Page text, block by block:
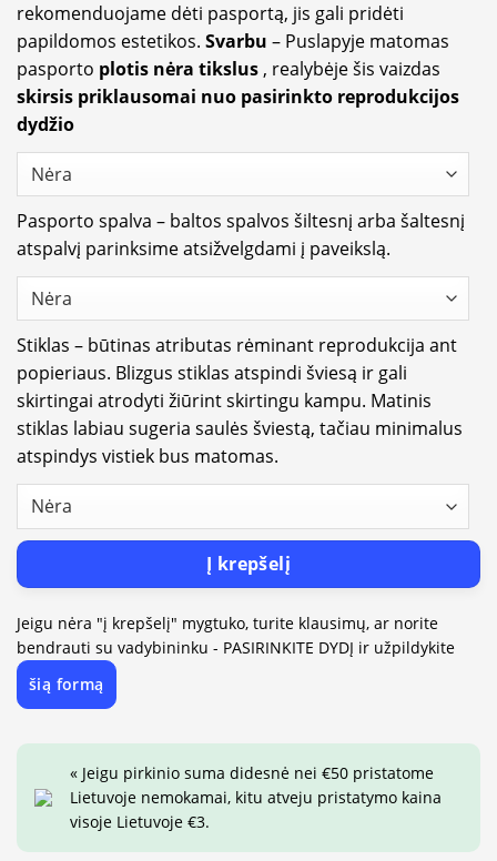
rekomenduojame dėti pasportą, jis gali pridėti
papildomos estetikos. Svarbu – Puslapyje matomas
pasporto plotis nėra tikslus , realybėje šis vaizdas
skirsis priklausomai nuo pasirinkto reprodukcijos
dydžio
Pasporto spalva – baltos spalvos šiltesnį arba šaltesnį
atspalvį parinksime atsižvelgdami į paveikslą.
Stiklas – būtinas atributas rėminant reprodukcija ant
popieriaus. Blizgus stiklas atspindi šviesą ir gali
skirtingai atrodyti žiūrint skirtingu kampu. Matinis
stiklas labiau sugeria saulės šviestą, tačiau minimalus
atspindys vistiek bus matomas.
Į krepšelį
Jeigu nėra "į krepšelį" mygtuko, turite klausimų, ar norite
bendrauti su vadybininku - PASIRINKITE DYDĮ ir užpildykite
šią formą
« Jeigu pirkinio suma didesnė nei €50 pristatome
Lietuvoje nemokamai, kitu atveju pristatymo kaina
visoje Lietuvoje €3.